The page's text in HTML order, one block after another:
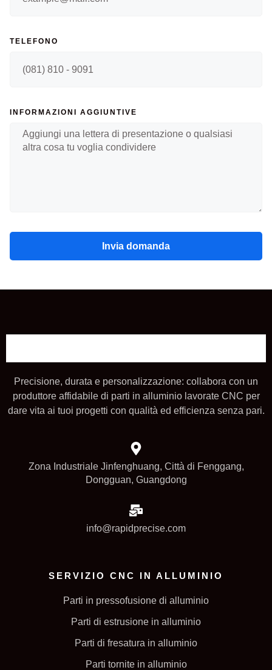
TELEFONO
INFORMAZIONI AGGIUNTIVE
Invia domanda
Precisione, durata e personalizzazione: collabora con un
produttore affidabile di parti in alluminio lavorate CNC per
dare vita ai tuoi progetti con qualità ed efficienza senza pari.
Zona Industriale Jinfenghuang, Città di Fenggang,
Dongguan, Guangdong
info@rapidprecise.com
SERVIZIO CNC IN ALLUMINIO
Parti in pressofusione di alluminio
Parti di estrusione in alluminio
Parti di fresatura in alluminio
Parti tornite in alluminio